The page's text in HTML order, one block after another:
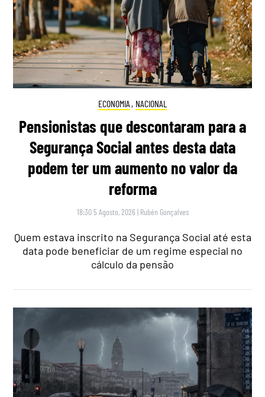
ECONOMIA , NACIONAL
Pensionistas que descontaram para a
Segurança Social antes desta data
podem ter um aumento no valor da
reforma
18:30 5 Agosto, 2026 | Rubén Gonçalves
Quem estava inscrito na Segurança Social até esta
data pode beneficiar de um regime especial no
cálculo da pensão